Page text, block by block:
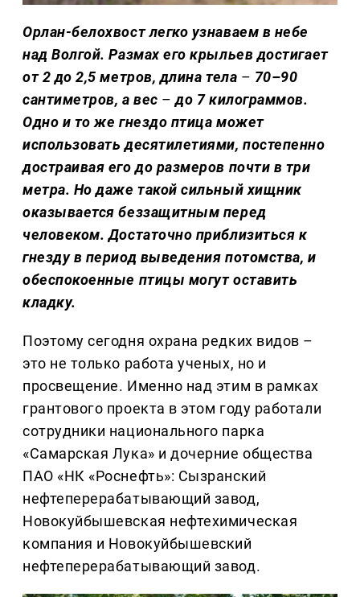
Орлан-белохвост легко узнаваем в небе
над Волгой. Размах его крыльев достигает
от 2 до 2,5 метров, длина тела – 70–90
сантиметров, а вес – до 7 килограммов.
Одно и то же гнездо птица может
использовать десятилетиями, постепенно
достраивая его до размеров почти в три
метра. Но даже такой сильный хищник
оказывается беззащитным перед
человеком. Достаточно приблизиться к
гнезду в период выведения потомства, и
обеспокоенные птицы могут оставить
кладку.
Поэтому сегодня охрана редких видов –
это не только работа ученых, но и
просвещение. Именно над этим в рамках
грантового проекта в этом году работали
сотрудники национального парка
«Самарская Лука» и дочерние общества
ПАО «НК «Роснефть»: Сызранский
нефтеперерабатывающий завод,
Новокуйбышевская нефтехимическая
компания и Новокуйбышевский
нефтеперерабатывающий завод.